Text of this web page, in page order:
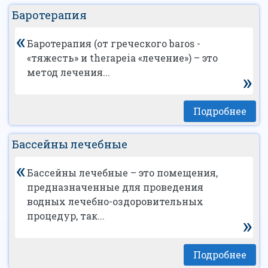
Баротерапия
«Баротерапия (от греческого baros -
«тяжесть» и therapeia «лечение») – это
метод лечения...
»
Подробнее
Бассейны лечебные
«Бассейны лечебные – это помещения,
предназначенные для проведения
водных лечебно-оздоровительных
процедур, так...
»
Подробнее